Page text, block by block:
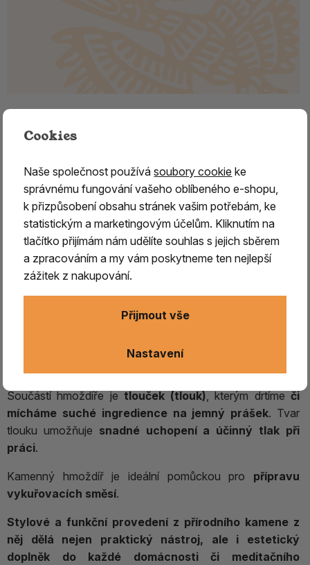
Kamenný hmoždíř z aragonitu 12,5
cm
Kamenný hmoždíř – nástroj na drcení pryskyřic a
dřev
Tento kamenný hmoždíř z aragonitu je praktický a
odolný nástroj určený k drcení pryskyřic, dřev a
dalších přírodních materiálů
, který se využívá zejména
při přípravě vykuřovacích směsí a aromatických kompozic.
Díky svéhmotnosti a stabilní konstrukci z přírodního
vyniká vysokou odolností a umožňuje
provedení zajišťuje dlouhou životnost a pohodlné
Součástí hmoždíře je tlouček (tlouk), kterým drtíme či
mícháme suché ingredience na jemný prášek. Tvar
tlouku umožňuje snadné uchopení a účinný tlak při
práci.
Kamenný hmoždíř je ideální pomůckou pro přípravu
vykuřovacích směsí.
Stylové a funkční provedení z přírodního kamene z
něj dělá nejen praktický nástroj, ale i estetický
doplněk do každé domácnosti či meditačního
Cookies
Naše společnost používásoubory cookie ke
správnému fungování vašeho oblíbeného e-shopu,
k přizpůsobení obsahu stránek vašim potřebám, ke
statistickým a marketingovým účelům. Kliknutím na
tlačítko přijímám nám udělíte souhlas s jejich sběrem
a zpracováním a my vám poskytneme ten nejlepší
zážitek z nakupování.
Nastavení
Přijmout vše